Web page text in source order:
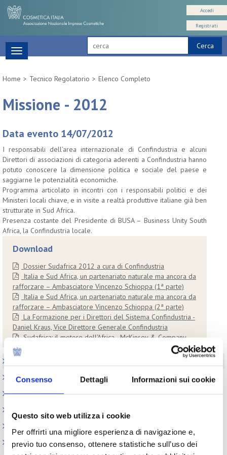
Consenso Dettagli Informazioni sui cookie
Questo sito web utilizza i cookie
Per offrirti una migliore esperienza di navigazione e,
previo tuo consenso, ottenere statistiche sull’uso dei
Cerca
Accedi
Registrati
Toggle
navigation
Home
Tecnico Regolatorio Elenco Completo
Missione - 2012
Data evento 14/07/2012
I responsabili dell’area internazionale di Confindustria e alcuni
Direttori di associazioni di categoria aderenti a Confindustria hanno
potuto conoscere la dimensione politica e sociale del paese e
saggiarne le potenzialità economiche.
Programma articolato in incontri con i responsabili politici e dei
Ministeri locali chiave, e in visite a realtà produttive italiane già ben
strutturate in Sud Africa.
Presenza costante del Presidente di BUSA – Business Unity South
Africa, la Confindustria locale.
Download
Dossier Sudafrica 2012 a cura di Confindustria
Italia e Sud Africa, un partenariato naturale ma ancora da
rafforzare – Ambasciatore Vincenzo Schioppa (1ª parte)
Italia e Sud Africa, un partenariato naturale ma ancora da
rafforzare – Ambasciatore Vincenzo Schioppa (2ª parte)
La Formazione per i Direttori del Sistema Confindustria -
Daniel Kraus, Vice Direttore Generale Confindustria
Sudafrica: il motore dell’Africa - McKinsey & Company
Realizzazione GMP
Certificati Libera Vendita
Normativa cosmetici